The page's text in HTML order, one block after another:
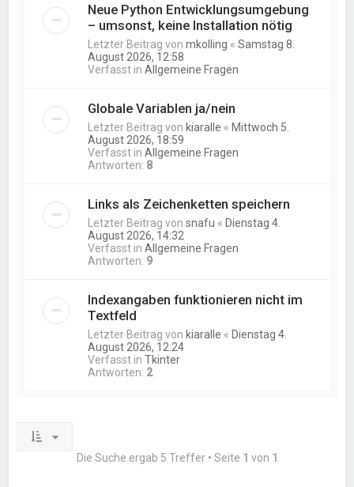
Neue Python Entwicklungsumgebung
– umsonst, keine Installation nötig
Letzter Beitrag vonmkolling «Samstag 8.
August 2026, 12:58
Verfasst inAllgemeine Fragen
Globale Variablen ja/nein
Letzter Beitrag von kiaralle « Mittwoch 5.
August 2026, 18:59
Verfasst inAllgemeine Fragen
Antworten: 8
Links als Zeichenketten speichern
Letzter Beitrag vonsnafu « Dienstag 4.
August 2026, 14:32
Verfasst inAllgemeine Fragen
Antworten: 9
Indexangaben funktionieren nicht im
Textfeld
Letzter Beitrag von kiaralle « Dienstag 4.
August 2026, 12:24
Verfasst inTkinter
Antworten: 2
Die Suche ergab 5 Treffer • Seite 1 von 1